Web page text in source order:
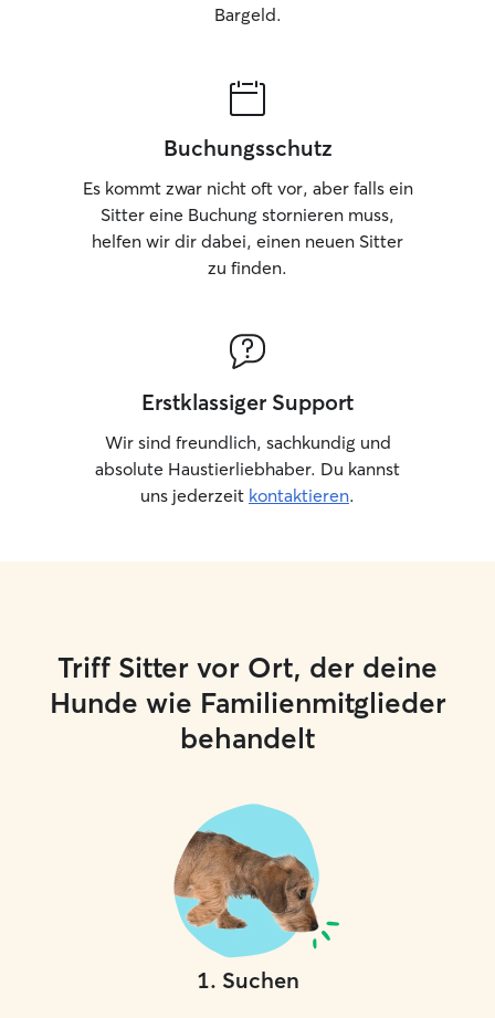
Bargeld.
Buchungsschutz
Es kommt zwar nicht oft vor, aber falls ein
Sitter eine Buchung stornieren muss,
helfen wir dir dabei, einen neuen Sitter
zu finden.
Erstklassiger Support
Wir sind freundlich, sachkundig und
absolute Haustierliebhaber. Du kannst
uns jederzeit kontaktieren.
Triff Sitter vor Ort, der deine
Hunde wie Familienmitglieder
behandelt
1. Suchen